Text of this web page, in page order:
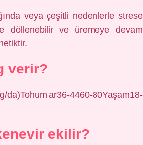
veya çeşitli nedenlerle strese
döllenebilir ve üremeye devam
verir?
da)Tohumlar36-4460-80Yaşam18-
ekilir?